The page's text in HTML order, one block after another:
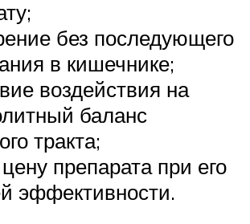
без последующего
в кишечнике;
воздействия на
баланс
тракта;
препарата при его
эффективности.